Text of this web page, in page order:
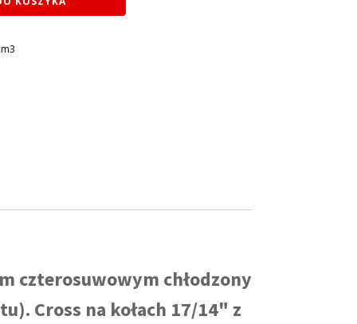
czterosuwowym chłodzony
Cross na kołach 17/14" z